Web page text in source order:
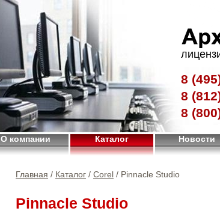
8
8
8
О компании Каталог Новости
Главная / Каталог / Corel / Pinnacle Studio
Pinnacle Studio